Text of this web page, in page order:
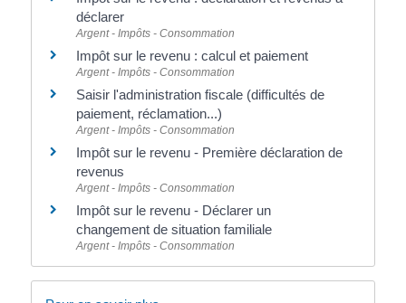
déclarer
Argent - Impôts - Consommation
Impôt sur le revenu : calcul et paiement
Argent - Impôts - Consommation
Saisir l'administration fiscale (difficultés de
paiement, réclamation...)
Argent - Impôts - Consommation
Impôt sur le revenu - Première déclaration de
revenus
Argent - Impôts - Consommation
Impôt sur le revenu - Déclarer un
changement de situation familiale
Argent - Impôts - Consommation